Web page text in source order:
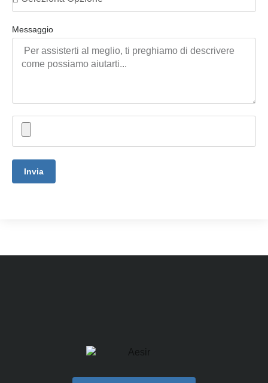
Messaggio
Invia